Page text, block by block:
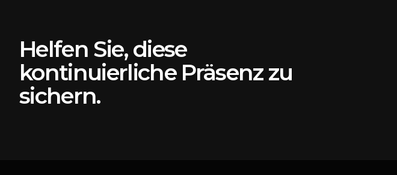
Helfen Sie, diese
kontinuierliche Präsenz zu
sichern.